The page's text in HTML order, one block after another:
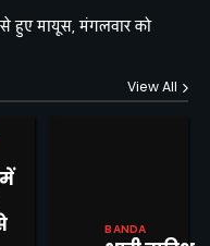
हुए मायूस, मंगलवार को
View All
BANDA